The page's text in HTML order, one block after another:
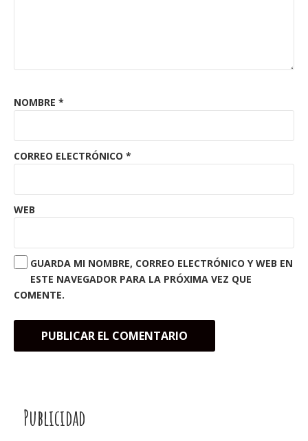
NOMBRE *
CORREO ELECTRÓNICO *
WEB
GUARDA MI NOMBRE, CORREO ELECTRÓNICO Y WEB EN
ESTE NAVEGADOR PARA LA PRÓXIMA VEZ QUE
COMENTE.
Publicidad